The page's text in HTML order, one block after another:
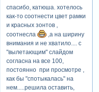
бордюра рамочку
2. этот слайд выбился из
общего ритма и
настроения...не то что
выбился - вылетел
3. здесь почему то вначале
нет контура у
фотографии...это так надо
или случайность?
спасибо, катюша. хотелось
как-то соотнести цвет рамки
и красных зонтов ,
соотнесла
,а на ширину
внимания и не хватило.... с
"вылетающим" слайдом
согласна на все 100,
постоянно при просмотре ,
как бы "спотыкалась" на
нем.....решила оставить,